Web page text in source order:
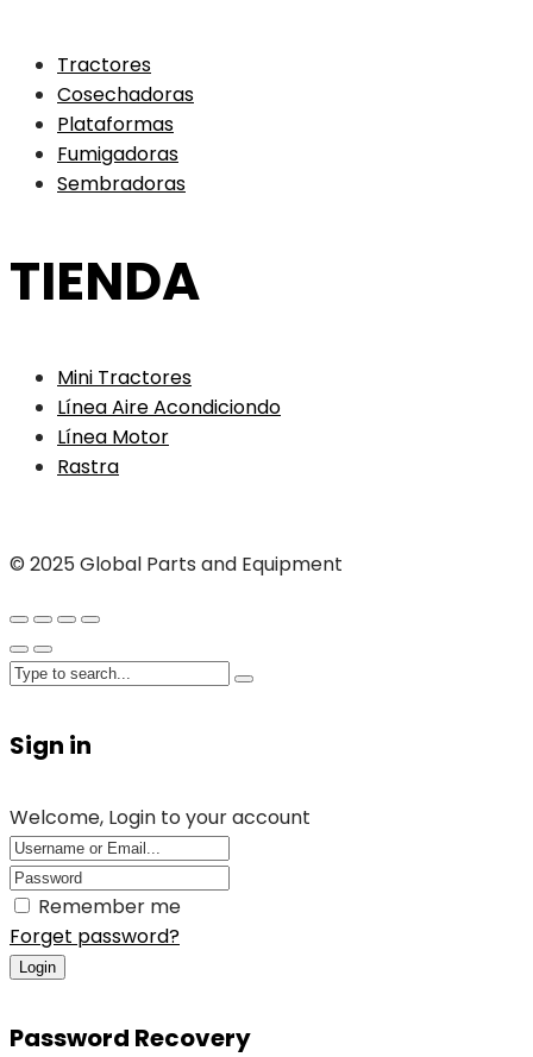
Tractores
Cosechadoras
Plataformas
Fumigadoras
Sembradoras
TIENDA
Mini Tractores
Línea Aire Acondiciondo
Línea Motor
Rastra
© 2025 Global Parts and Equipment
Sign in
Welcome, Login to your account
Remember me
Forget password?
Login
Password Recovery